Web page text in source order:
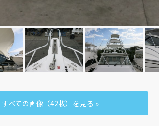
すべての画像（42枚）を見る »